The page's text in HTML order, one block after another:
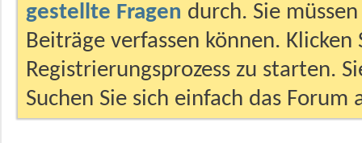
gestellte Fragen durch. Sie
Beiträge verfassen können.
Registrierungsprozess zu starten.
Suchen Sie sich einfach das